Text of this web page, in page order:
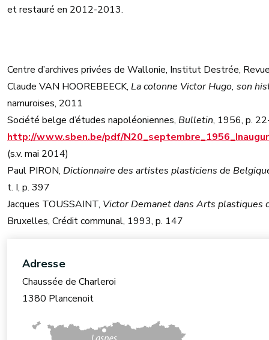
et restauré en 2012-2013.
Centre d’archives privées de Wallonie, Institut Destrée,
Claude VAN HOOREBEECK, La colonne Victor Hugo, son
namuroises, 2011
Société belge d’études napoléoniennes, Bulletin, 1956, p.
http://www.sben.be/pdf/
(s.v. mai 2014)
Paul PIRON, Dictionnaire des artistes plasticiens de
t. I, p. 397
Jacques TOUSSAINT, Victor Demanet dans Arts
Bruxelles, Crédit communal, 1993, p. 147
Adresse
Chaussée de Charleroi
1380 Plancenoit